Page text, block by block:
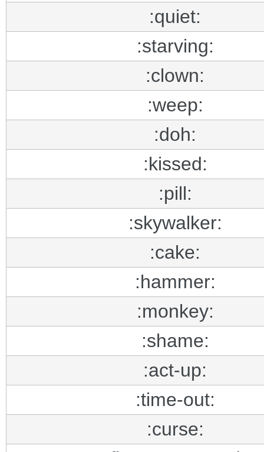
:quiet:
:starving:
:clown:
:weep:
:doh:
:kissed:
:pill:
:skywalker:
:cake:
:hammer:
:monkey:
:shame:
:act-up:
:time-out:
:curse: